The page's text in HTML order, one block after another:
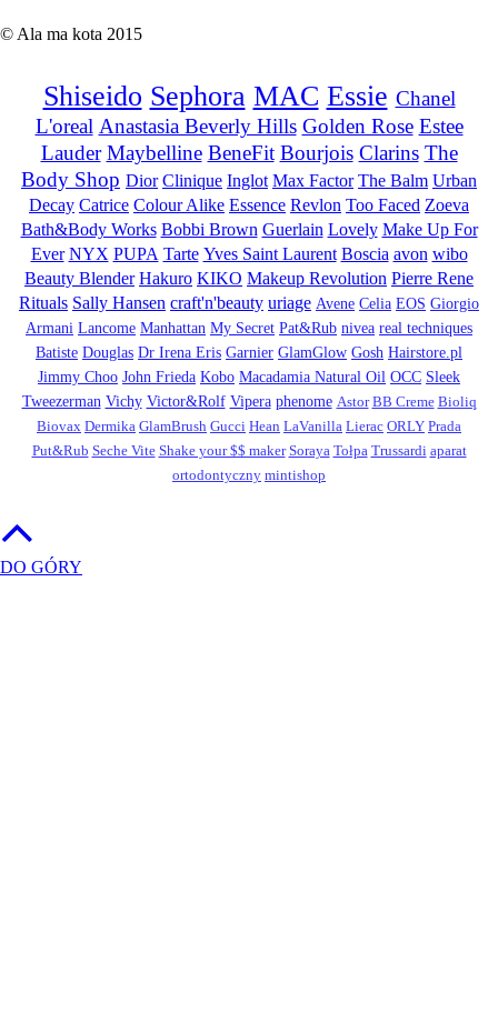
© Ala ma kota 2015
Shiseido Sephora MAC Essie Chanel
L'oreal Anastasia Beverly Hills Golden Rose Estee
Lauder Maybelline BeneFit Bourjois Clarins The
Body Shop Dior Clinique Inglot Max Factor The Balm Urban
Decay Catrice Colour Alike Essence Revlon Too Faced Zoeva
Bath&Body Works Bobbi Brown Guerlain Lovely Make Up For
Ever NYX PUPA Tarte Yves Saint Laurent Boscia avon wibo
Beauty Blender Hakuro KIKO Makeup Revolution Pierre Rene
Rituals Sally Hansen craft'n'beauty uriage Avene Celia EOS Giorgio
Armani Lancome Manhattan My Secret Pat&Rub nivea real techniques
Batiste Douglas Dr Irena Eris Garnier GlamGlow Gosh Hairstore.pl
Jimmy Choo John Frieda Kobo Macadamia Natural Oil OCC Sleek
Tweezerman Vichy Victor&Rolf Vipera phenome Astor BB Creme Bioliq
Biovax Dermika GlamBrush Gucci Hean LaVanilla Lierac ORLY Prada
Put&Rub Seche Vite Shake your $$ maker Soraya Tołpa Trussardi aparat
ortodontyczny mintishop
DO GÓRY